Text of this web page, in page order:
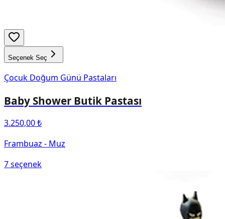
Seçenek Seç
Çocuk Doğum Günü Pastaları
Baby Shower Butik Pastası
3.250,00 ₺
Frambuaz - Muz
7seçenek